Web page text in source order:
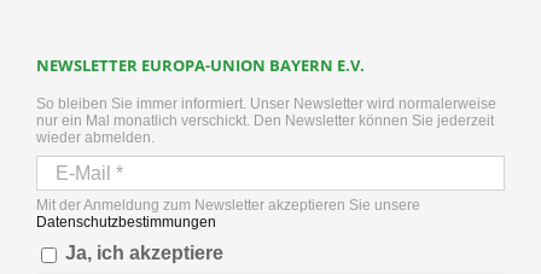
NEWSLETTER EUROPA-UNION BAYERN E.V.
So bleiben Sie immer informiert. Unser Newsletter wird normalerweise
nur ein Mal monatlich verschickt. Den Newsletter können Sie jederzeit
wieder abmelden.
Mit der Anmeldung zum Newsletter akzeptieren Sie unsere
Datenschutzbestimmungen
Ja, ich akzeptiere